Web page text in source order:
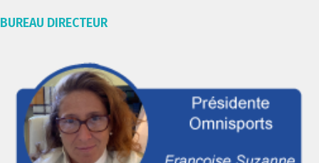
BUREAU DIRECTEUR